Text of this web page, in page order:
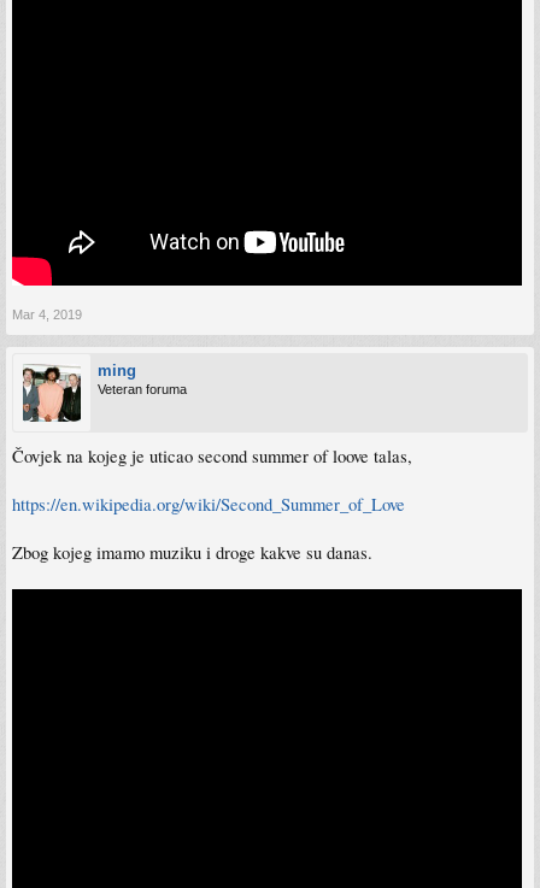
Mar 4, 2019
ming
Veteran foruma
Čovjek na kojeg je uticao second summer of loove talas,
https://en.wikipedia.org/wiki/Second_Summer_of_Love
Zbog kojeg imamo muziku i droge kakve su danas.